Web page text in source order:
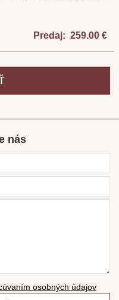
Predaj: 259.00 €
nás
osobných údajov